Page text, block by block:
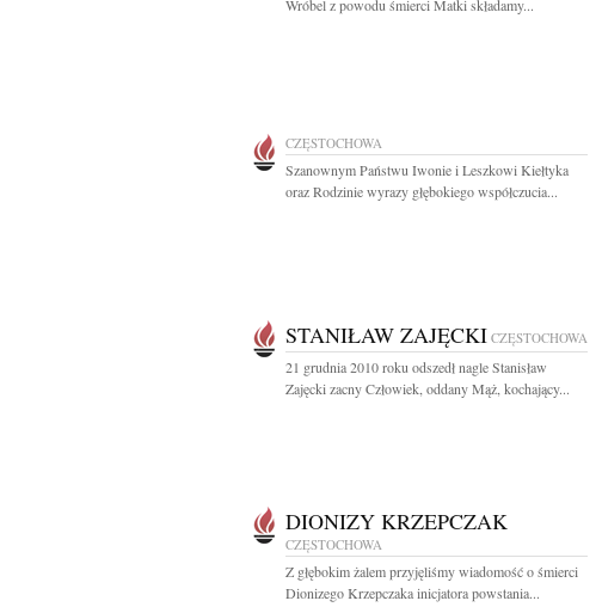
Wróbel z powodu śmierci Matki składamy...
CZĘSTOCHOWA
Szanownym Państwu Iwonie i Leszkowi Kiełtyka
oraz Rodzinie wyrazy głębokiego współczucia...
STANIŁAW ZAJĘCKI CZĘSTOCHOWA
21 grudnia 2010 roku odszedł nagle Stanisław
Zajęcki zacny Człowiek, oddany Mąż, kochający...
DIONIZY KRZEPCZAK
CZĘSTOCHOWA
Z głębokim żalem przyjęliśmy wiadomość o śmierci
Dionizego Krzepczaka inicjatora powstania...